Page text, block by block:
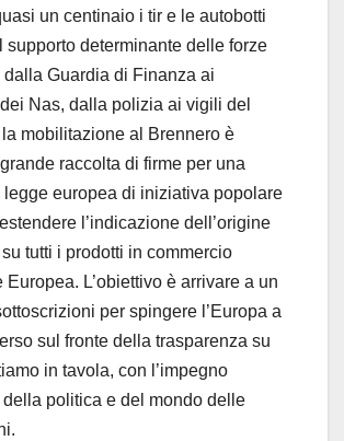
un centinaio i tir e le autobotti
supporto determinante delle forze
dalla Guardia di Finanza ai
Nas, dalla polizia ai vigili del
mobilitazione al Brennero è
raccolta di firme per una
legge europea di iniziativa popolare
l’indicazione dell’origine
tutti i prodotti in commercio
Europea. L’obiettivo è arrivare a un
per spingere l’Europa a
sul fronte della trasparenza su
in tavola, con l’impegno
politica e del mondo delle